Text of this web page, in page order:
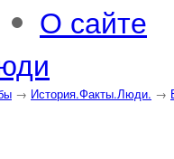
О сайте
→ История.Факты.Люди. →